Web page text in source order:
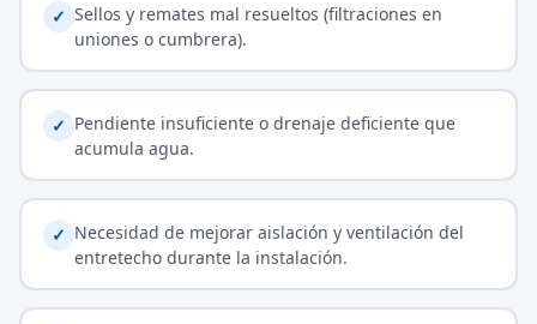
✓ Sellos y remates mal resueltos (filtraciones en
uniones o cumbrera).
✓ Pendiente insuficiente o drenaje deficiente que
acumula agua.
✓ Necesidad de mejorar aislación y ventilación del
entretecho durante la instalación.